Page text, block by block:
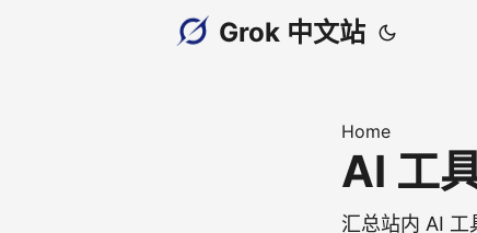
Grok 中文站
Home
AI 工
汇总站内 AI 工